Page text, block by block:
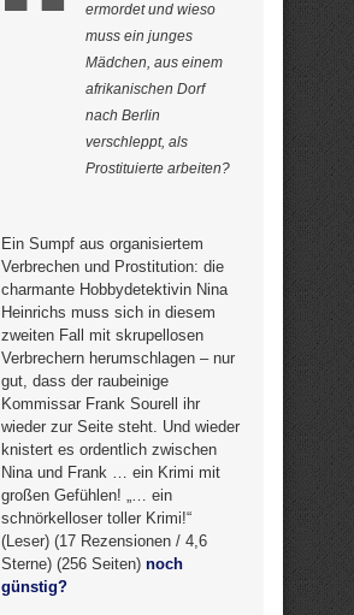
ermordet und wieso
muss ein junges
Mädchen, aus einem
afrikanischen Dorf
nach Berlin
verschleppt, als
Prostituierte arbeiten?
Ein Sumpf aus organisiertem
Verbrechen und Prostitution: die
charmante Hobbydetektivin Nina
Heinrichs muss sich in diesem
zweiten Fall mit skrupellosen
Verbrechern herumschlagen – nur
gut, dass der raubeinige
Kommissar Frank Sourell ihr
wieder zur Seite steht. Und wieder
knistert es ordentlich zwischen
Nina und Frank … ein Krimi mit
großen Gefühlen! „… ein
schnörkelloser toller Krimi!“
(Leser) (17 Rezensionen / 4,6
Sterne) (256 Seiten) noch
günstig?